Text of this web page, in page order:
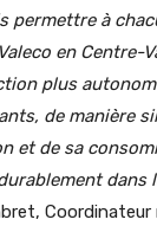
permettre à
en Centre-
plus
de manière
et de sa
dans
Coordinateur